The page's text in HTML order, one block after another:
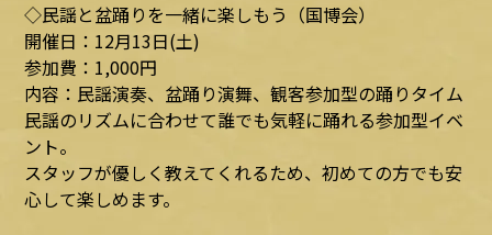
◇民謡と盆踊りを一緒に楽しもう（国博会）
開催日：12月13日(土)
参加費：1,000円
内容：民謡演奏、盆踊り演舞、観客参加型の踊りタイム
民謡のリズムに合わせて誰でも気軽に踊れる参加型イベ
ント。
スタッフが優しく教えてくれるため、初めての方でも安
心して楽しめます。